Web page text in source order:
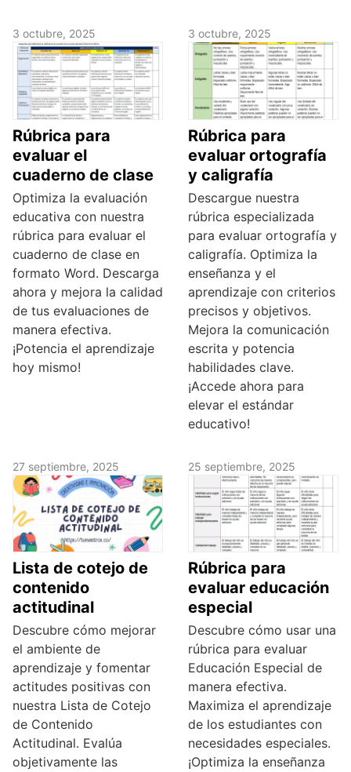
3 octubre, 2025
Rúbrica para
evaluar el
cuaderno de clase
Optimiza la evaluación
educativa con nuestra
rúbrica para evaluar el
cuaderno de clase en
formato Word. Descarga
ahora y mejora la calidad
de tus evaluaciones de
manera efectiva.
¡Potencia el aprendizaje
hoy mismo!
3 octubre, 2025
Rúbrica para
evaluar ortografía
y caligrafía
Descargue nuestra
rúbrica especializada
para evaluar ortografía y
caligrafía. Optimiza la
enseñanza y el
aprendizaje con criterios
precisos y objetivos.
Mejora la comunicación
escrita y potencia
habilidades clave.
¡Accede ahora para
elevar el estándar
educativo!
27 septiembre, 2025
Lista de cotejo de
contenido
actitudinal
Descubre cómo mejorar
el ambiente de
aprendizaje y fomentar
actitudes positivas con
nuestra Lista de Cotejo
de Contenido
Actitudinal. Evalúa
objetivamente las
25 septiembre, 2025
Rúbrica para
evaluar educación
especial
Descubre cómo usar una
rúbrica para evaluar
Educación Especial de
manera efectiva.
Maximiza el aprendizaje
de los estudiantes con
necesidades especiales.
¡Optimiza la enseñanza